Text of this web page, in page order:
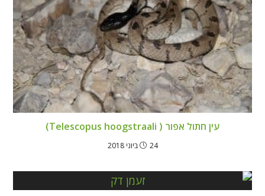
עין חתול אפור ( Telescopus hoogstraali)
24 ביוני 2018